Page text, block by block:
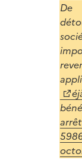
De